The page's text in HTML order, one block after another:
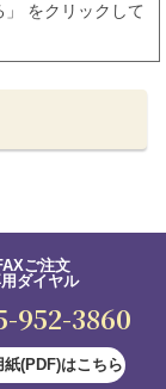
をクリックして
ご注文
ダイヤル
952-3860
紙(PDF)はこちら